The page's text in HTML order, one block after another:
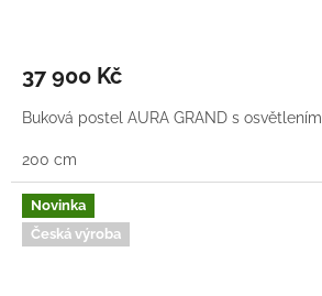
37 900 Kč
Buková postel AURA GRAND s osvětlením
200 cm
Novinka
Česká výroba